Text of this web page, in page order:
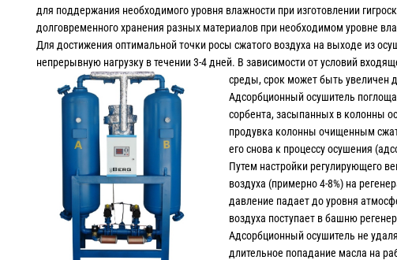
для поддержания необходимого уровня влажности при изготовлении
долговременного хранения разных материалов при необходимом уровне
Для достижения оптимальной точки росы сжатого воздуха на выходе из
непрерывную нагрузку в течении 3-4 дней. В зависимости от условий
среды, срок может быть увеличен
Адсорбционный осушитель
сорбента, засыпанных в колонны
продувка колонны очищенным
его снова к процессу осушения
Путем настройки регулирующего
воздуха (примерно 4-8%) на
давление падает до уровня
воздуха поступает в башню
Адсорбционный осушитель не
длительное попадание масла на